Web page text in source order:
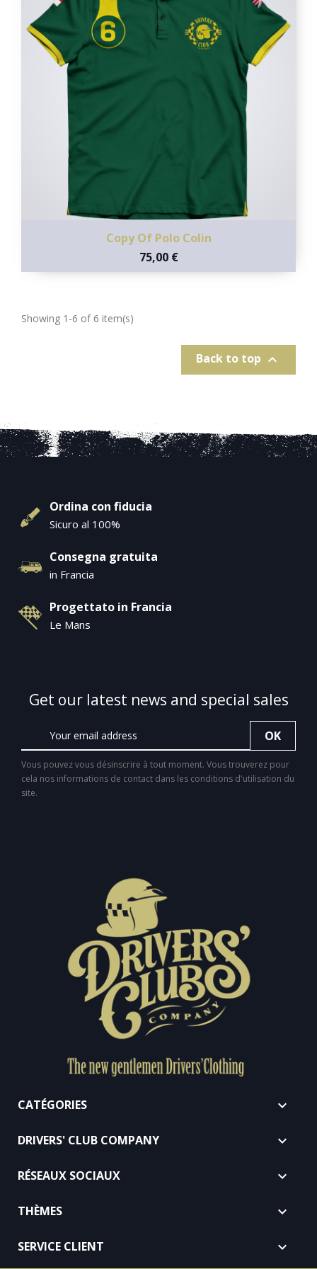
Copy Of Polo Colin
75,00 €
Showing 1-6 of 6 item(s)
Back to top 
Ordina con fiducia
Sicuro al 100%
Consegna gratuita
in Francia
Progettato in Francia
Le Mans
Get our latest news and special sales
Vous pouvez vous désinscrire à tout moment. Vous trouverez pour
cela nos informations de contact dans les conditions d'utilisation du
site.
CATÉGORIES 
DRIVERS' CLUB COMPANY 
RÉSEAUX SOCIAUX 
THÈMES 
SERVICE CLIENT 